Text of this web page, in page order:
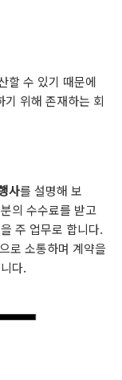
할 수 있기 때문에
위해 존재하는 회
사를 설명해 보
의 수수료를 받고
주 업무로 합니다.
로 소통하며 계약을
다.